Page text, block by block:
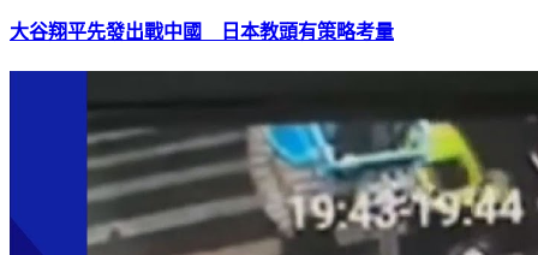
大谷翔平先發出戰中國 日本教頭有策略考量